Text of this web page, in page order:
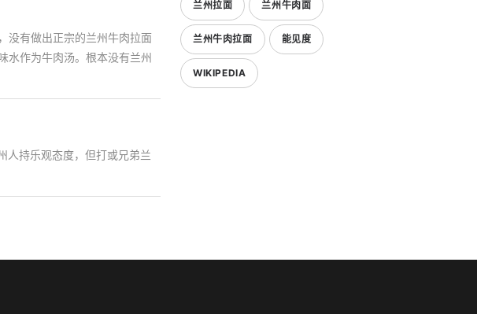
没有做出正宗的兰州牛肉拉面
水作为牛肉汤。根本没有兰州
人持乐观态度，但打或兄弟兰
兰州拉面 兰州牛肉面
兰州牛肉拉面 能见度
WIKIPEDIA